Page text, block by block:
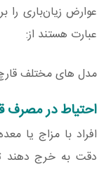
عوارض زیان‌باری را
عبارت‌ هستند از:
مدل های مختلف
احتیاط در مصرف
افراد با مزاج یا
دقت به خرج دهند